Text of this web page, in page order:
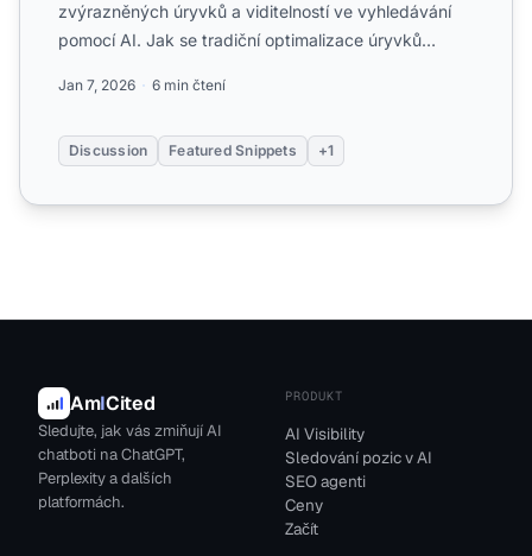
zvýrazněných úryvků a viditelností ve vyhledávání
pomocí AI. Jak se tradiční optimalizace úryvků
Jan 7, 2026 6 min čtení
Discussion Featured Snippets +1
AmICited
Sledujte, jak vás zmiňují AI
chatboti na ChatGPT,
Perplexity a dalších
platformách.
PRODUKT
AI Visibility
Sledování pozic v AI
SEO agenti
Ceny
Začít